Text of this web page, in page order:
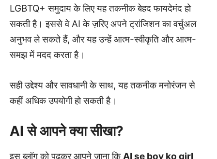
LGBTQ+ समुदाय के लिए यह तकनीक बेहद फायदेमंद हो
सकती है। इससे वे AI के ज़रिए अपने ट्रांजिशन का वर्चुअल
अनुभव ले सकते हैं, और यह उन्हें आत्म-स्वीकृति और आत्म-
समझ में मदद करता है।
सही उद्देश्य और सावधानी के साथ, यह तकनीक मनोरंजन से
कहीं अधिक उपयोगी हो सकती है।
AI से आपने क्या सीखा?
इस ब्लॉग को पढ़कर आपने जाना किAI se boy ko girl